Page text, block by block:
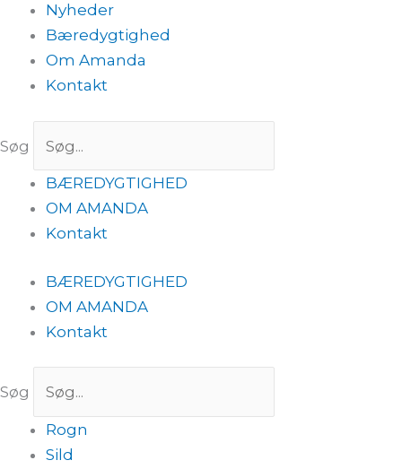
Nyheder
Bæredygtighed
Om Amanda
Kontakt
Søg
BÆREDYGTIGHED
OM AMANDA
Kontakt
BÆREDYGTIGHED
OM AMANDA
Kontakt
Søg
Rogn
Sild